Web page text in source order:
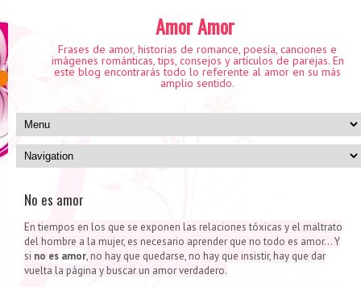
Amor Amor
Frases de amor, historias de romance, poesía, canciones e
imágenes románticas, tips, consejos y artículos de parejas. En
este blog encontrarás todo lo referente al amor en su más
amplio sentido.
No es amor
En tiempos en los que se exponen las relaciones tóxicas y el maltrato
del hombre a la mujer, es necesario aprender que no todo es amor... Y
si no es amor, no hay que quedarse, no hay que insistir, hay que dar
vuelta la página y buscar un amor verdadero.